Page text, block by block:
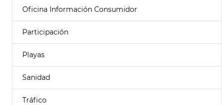
Oficina Información Consumidor
Participación
Playas
Sanidad
Tráfico